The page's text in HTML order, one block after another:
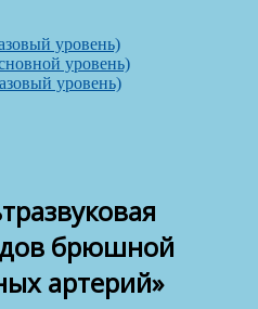
уровень)
уровень)
уровень)
брюшной
артерий»